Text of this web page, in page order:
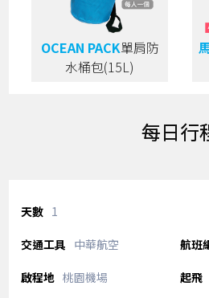
OCEAN PACK單肩防
水桶包(15L)
每日行
1
中華航空
桃園機場